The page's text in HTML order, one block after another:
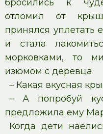
бросились к
отломил от
принялся уплетать
и стала
морковками, то
изюмом с деревца.
– Какая вкусная
– А попробуй
предложила ему
Когда дети